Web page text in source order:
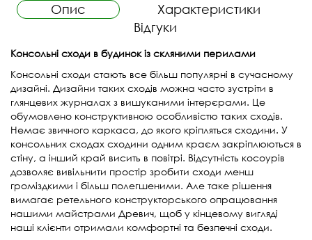
Опис
Характеристики
Відгуки
Консольні сходи в будинок із скляними перилами
Консольні сходи стають все більш популярні в сучасному
дизайні. Дизайни таких сходів можна часто зустріти в
глянцевих журналах з вишуканими інтерєрами. Це
обумовлено конструктивною особливістю таких сходів.
Немає звичного каркаса, до якого кріпляться сходини. У
консольних сходах сходини одним краєм закріплюються в
стіну, а інший край висить в повітрі. Відсутність косоурів
дозволяє вивільнити простір зробити сходи менш
громіздкими і більш полегшеними. Але таке рішення
вимагає ретельного конструкторського опрацювання
нашими майстрами Древич, щоб у кінцевому вигляді
наші клієнти отримали комфортні та безпечні сходи.